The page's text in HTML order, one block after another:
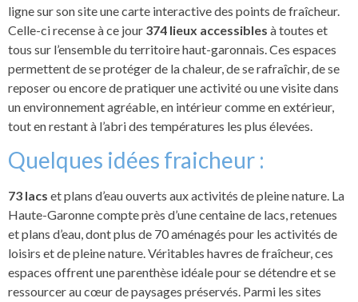
ligne sur son site une carte interactive des points de fraîcheur.
Celle-ci recense à ce jour 374 lieux accessibles à toutes et
tous sur l’ensemble du territoire haut-garonnais. Ces espaces
permettent de se protéger de la chaleur, de se rafraîchir, de se
reposer ou encore de pratiquer une activité ou une visite dans
un environnement agréable, en intérieur comme en extérieur,
tout en restant à l’abri des températures les plus élevées.
Quelques idées fraicheur :
73 lacs et plans d’eau ouverts aux activités de pleine nature. La
Haute-Garonne compte près d’une centaine de lacs, retenues
et plans d’eau, dont plus de 70 aménagés pour les activités de
loisirs et de pleine nature. Véritables havres de fraîcheur, ces
espaces offrent une parenthèse idéale pour se détendre et se
ressourcer au cœur de paysages préservés. Parmi les sites